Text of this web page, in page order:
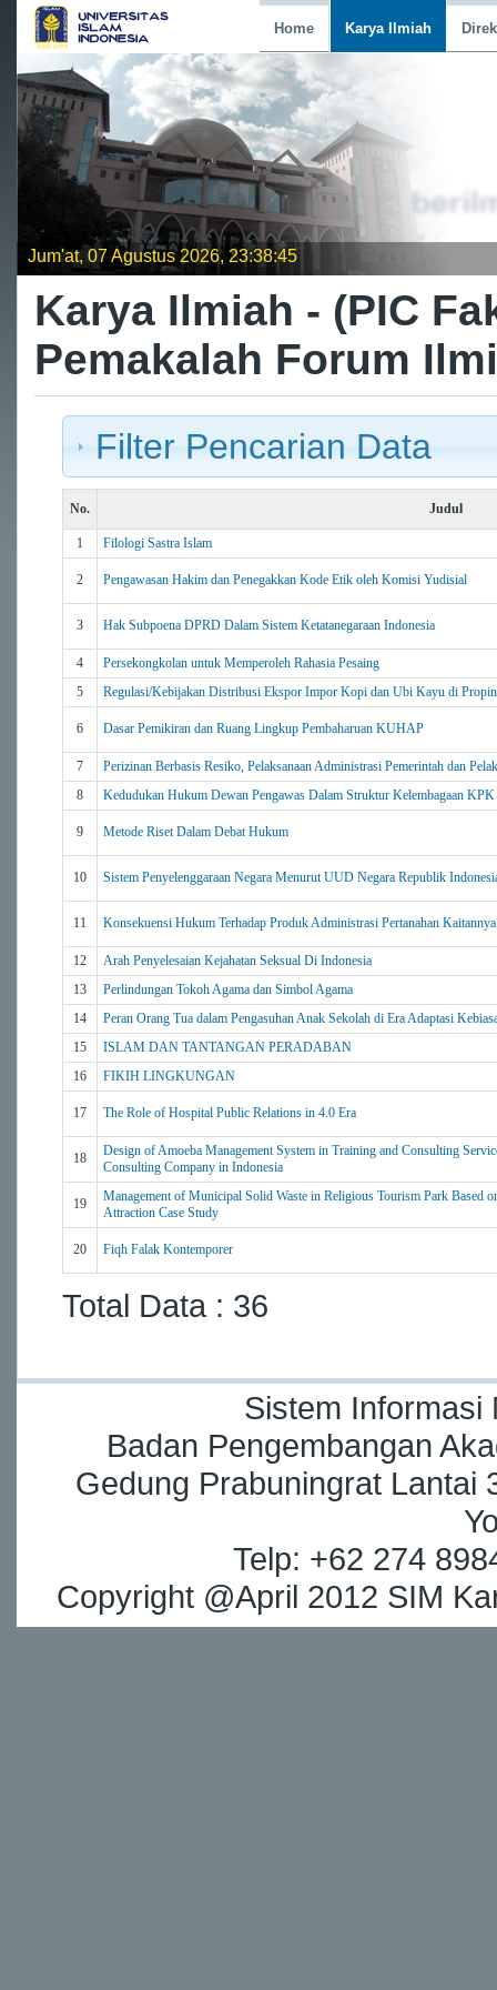
Home Karya Ilmiah
Jum'at, 07 Agustus 2026, 23:38:45
Karya Ilmiah - (PIC
Pemakalah Forum
Filter Pencarian Data
No. Judul
1 Filologi Sastra Islam
2 Pengawasan Hakim dan Penegakkan Kode Etik oleh Komisi Yudisial
3 Hak Subpoena DPRD Dalam Sistem Ketatanegaraan Indonesia
4
Persekongkolan untuk Memperoleh Rahasia Pesaing
5
Regulasi/Kebijakan Distribusi Ekspor Impor Kopi dan Ubi Kayu di
6 Dasar Pemikiran dan Ruang Lingkup Pembaharuan KUHAP
7
Perizinan Berbasis Resiko, Pelaksanaan Administrasi Pemerintah dan
8
Kedudukan Hukum Dewan Pengawas Dalam Struktur Kelembagaan KPK
9 Metode Riset Dalam Debat Hukum
10 Sistem Penyelenggaraan Negara Menurut UUD Negara Republik
11 Konsekuensi Hukum Terhadap Produk Administrasi Pertanahan
12
Arah Penyelesaian Kejahatan Seksual Di Indonesia
13
Perlindungan Tokoh Agama dan Simbol Agama
14
Peran Orang Tua dalam Pengasuhan Anak Sekolah di Era Adaptasi
15
ISLAM DAN TANTANGAN PERADABAN
16
FIKIH LINGKUNGAN
17 The Role of Hospital Public Relations in 4.0 Era
18
Design of Amoeba Management System in Training and Consulting
Consulting Company in Indonesia
19
Management of Municipal Solid Waste in Religious Tourism Park Based
Attraction Case Study
20 Fiqh Falak Kontemporer
Total Data : 36
Sistem Informasi
Badan Pengembangan
Gedung Prabuningrat Lantai
Telp: +62 274
Copyright @April 2012 SIM